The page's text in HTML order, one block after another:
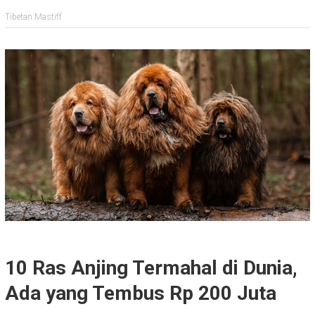
Tibetan Mastiff
10 Ras Anjing Termahal di Dunia,
Ada yang Tembus Rp 200 Juta